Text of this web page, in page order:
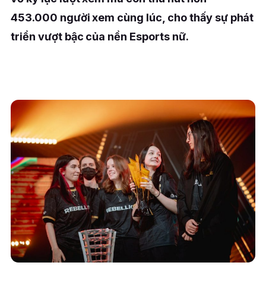
453.000 người xem cùng lúc, cho thấy sự phát
triển vượt bậc của nền Esports nữ.